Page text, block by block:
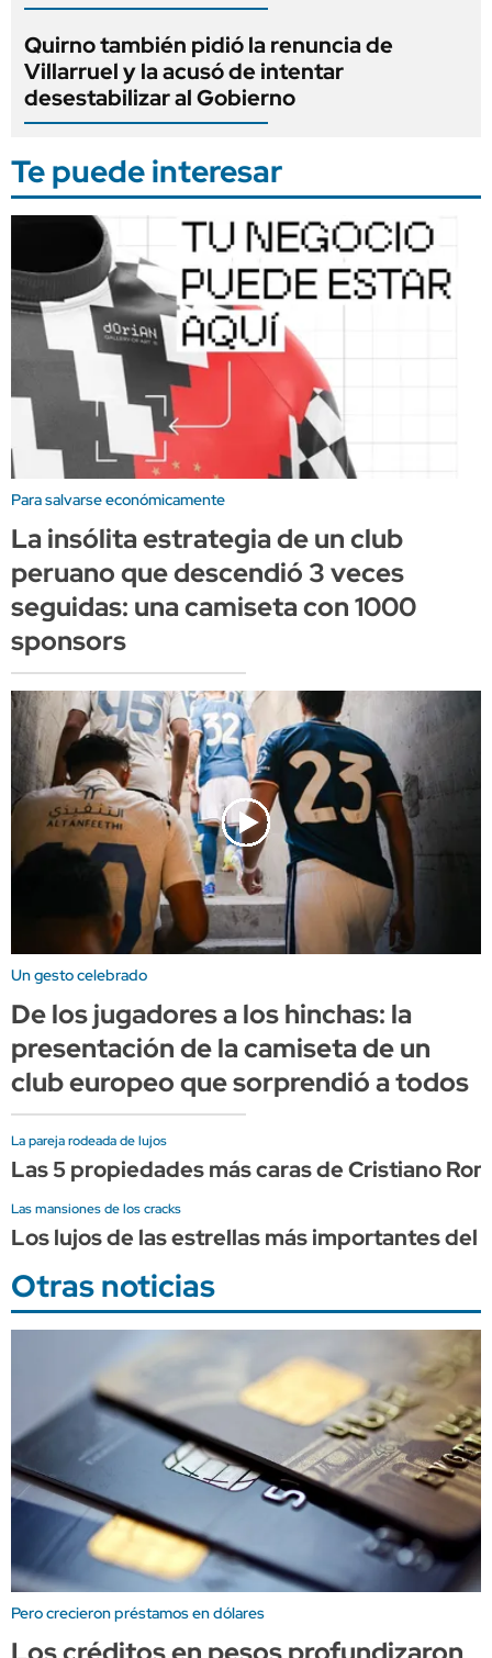
Quirno también pidió la renuncia de
Villarruel y la acusó de intentar
desestabilizar al Gobierno
Te puede interesar
Para salvarse económicamente
La insólita estrategia de un club
peruano que descendió 3 veces
seguidas: una camiseta con 1000
sponsors
Un gesto celebrado
De los jugadores a los hinchas: la
presentación de la camiseta de un
club europeo que sorprendió a todos
La pareja rodeada de lujos
Las 5 propiedades más caras de Cristiano
Las mansiones de los cracks
Los lujos de las estrellas más importantes del
Otras noticias
Pero crecieron préstamos en dólares